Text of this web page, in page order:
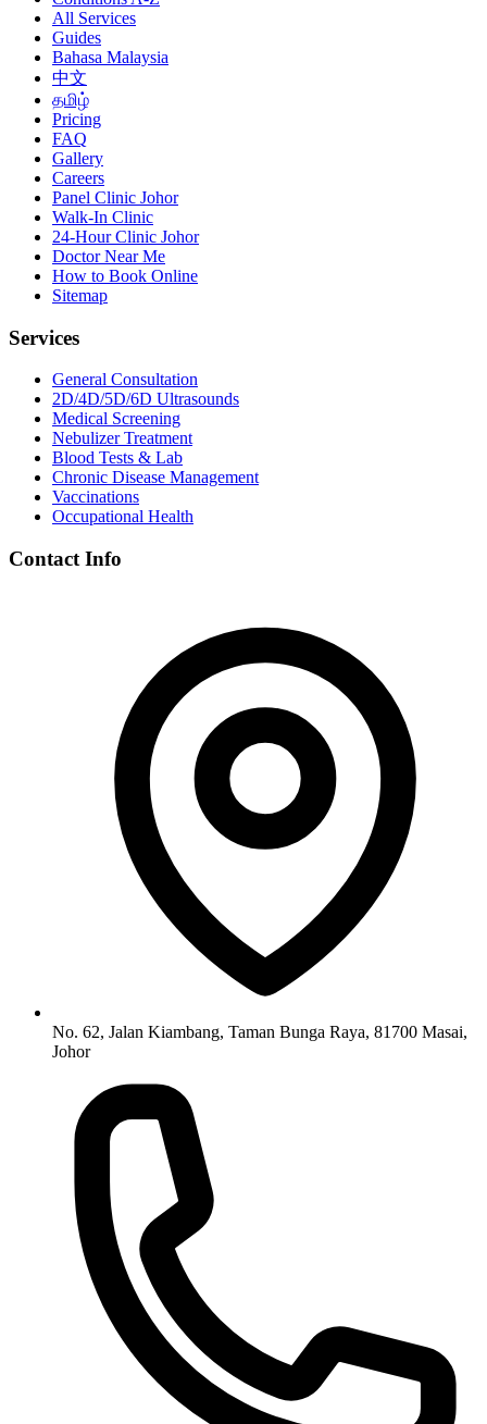
All Services
Guides
Bahasa Malaysia
中文
தமிழ்
Pricing
FAQ
Gallery
Careers
Panel Clinic Johor
Walk-In Clinic
24-Hour Clinic Johor
Doctor Near Me
How to Book Online
Sitemap
Services
General Consultation
2D/4D/5D/6D Ultrasounds
Medical Screening
Nebulizer Treatment
Blood Tests & Lab
Chronic Disease Management
Vaccinations
Occupational Health
Contact Info
No. 62, Jalan Kiambang, Taman Bunga Raya, 81700 Masai,
Johor